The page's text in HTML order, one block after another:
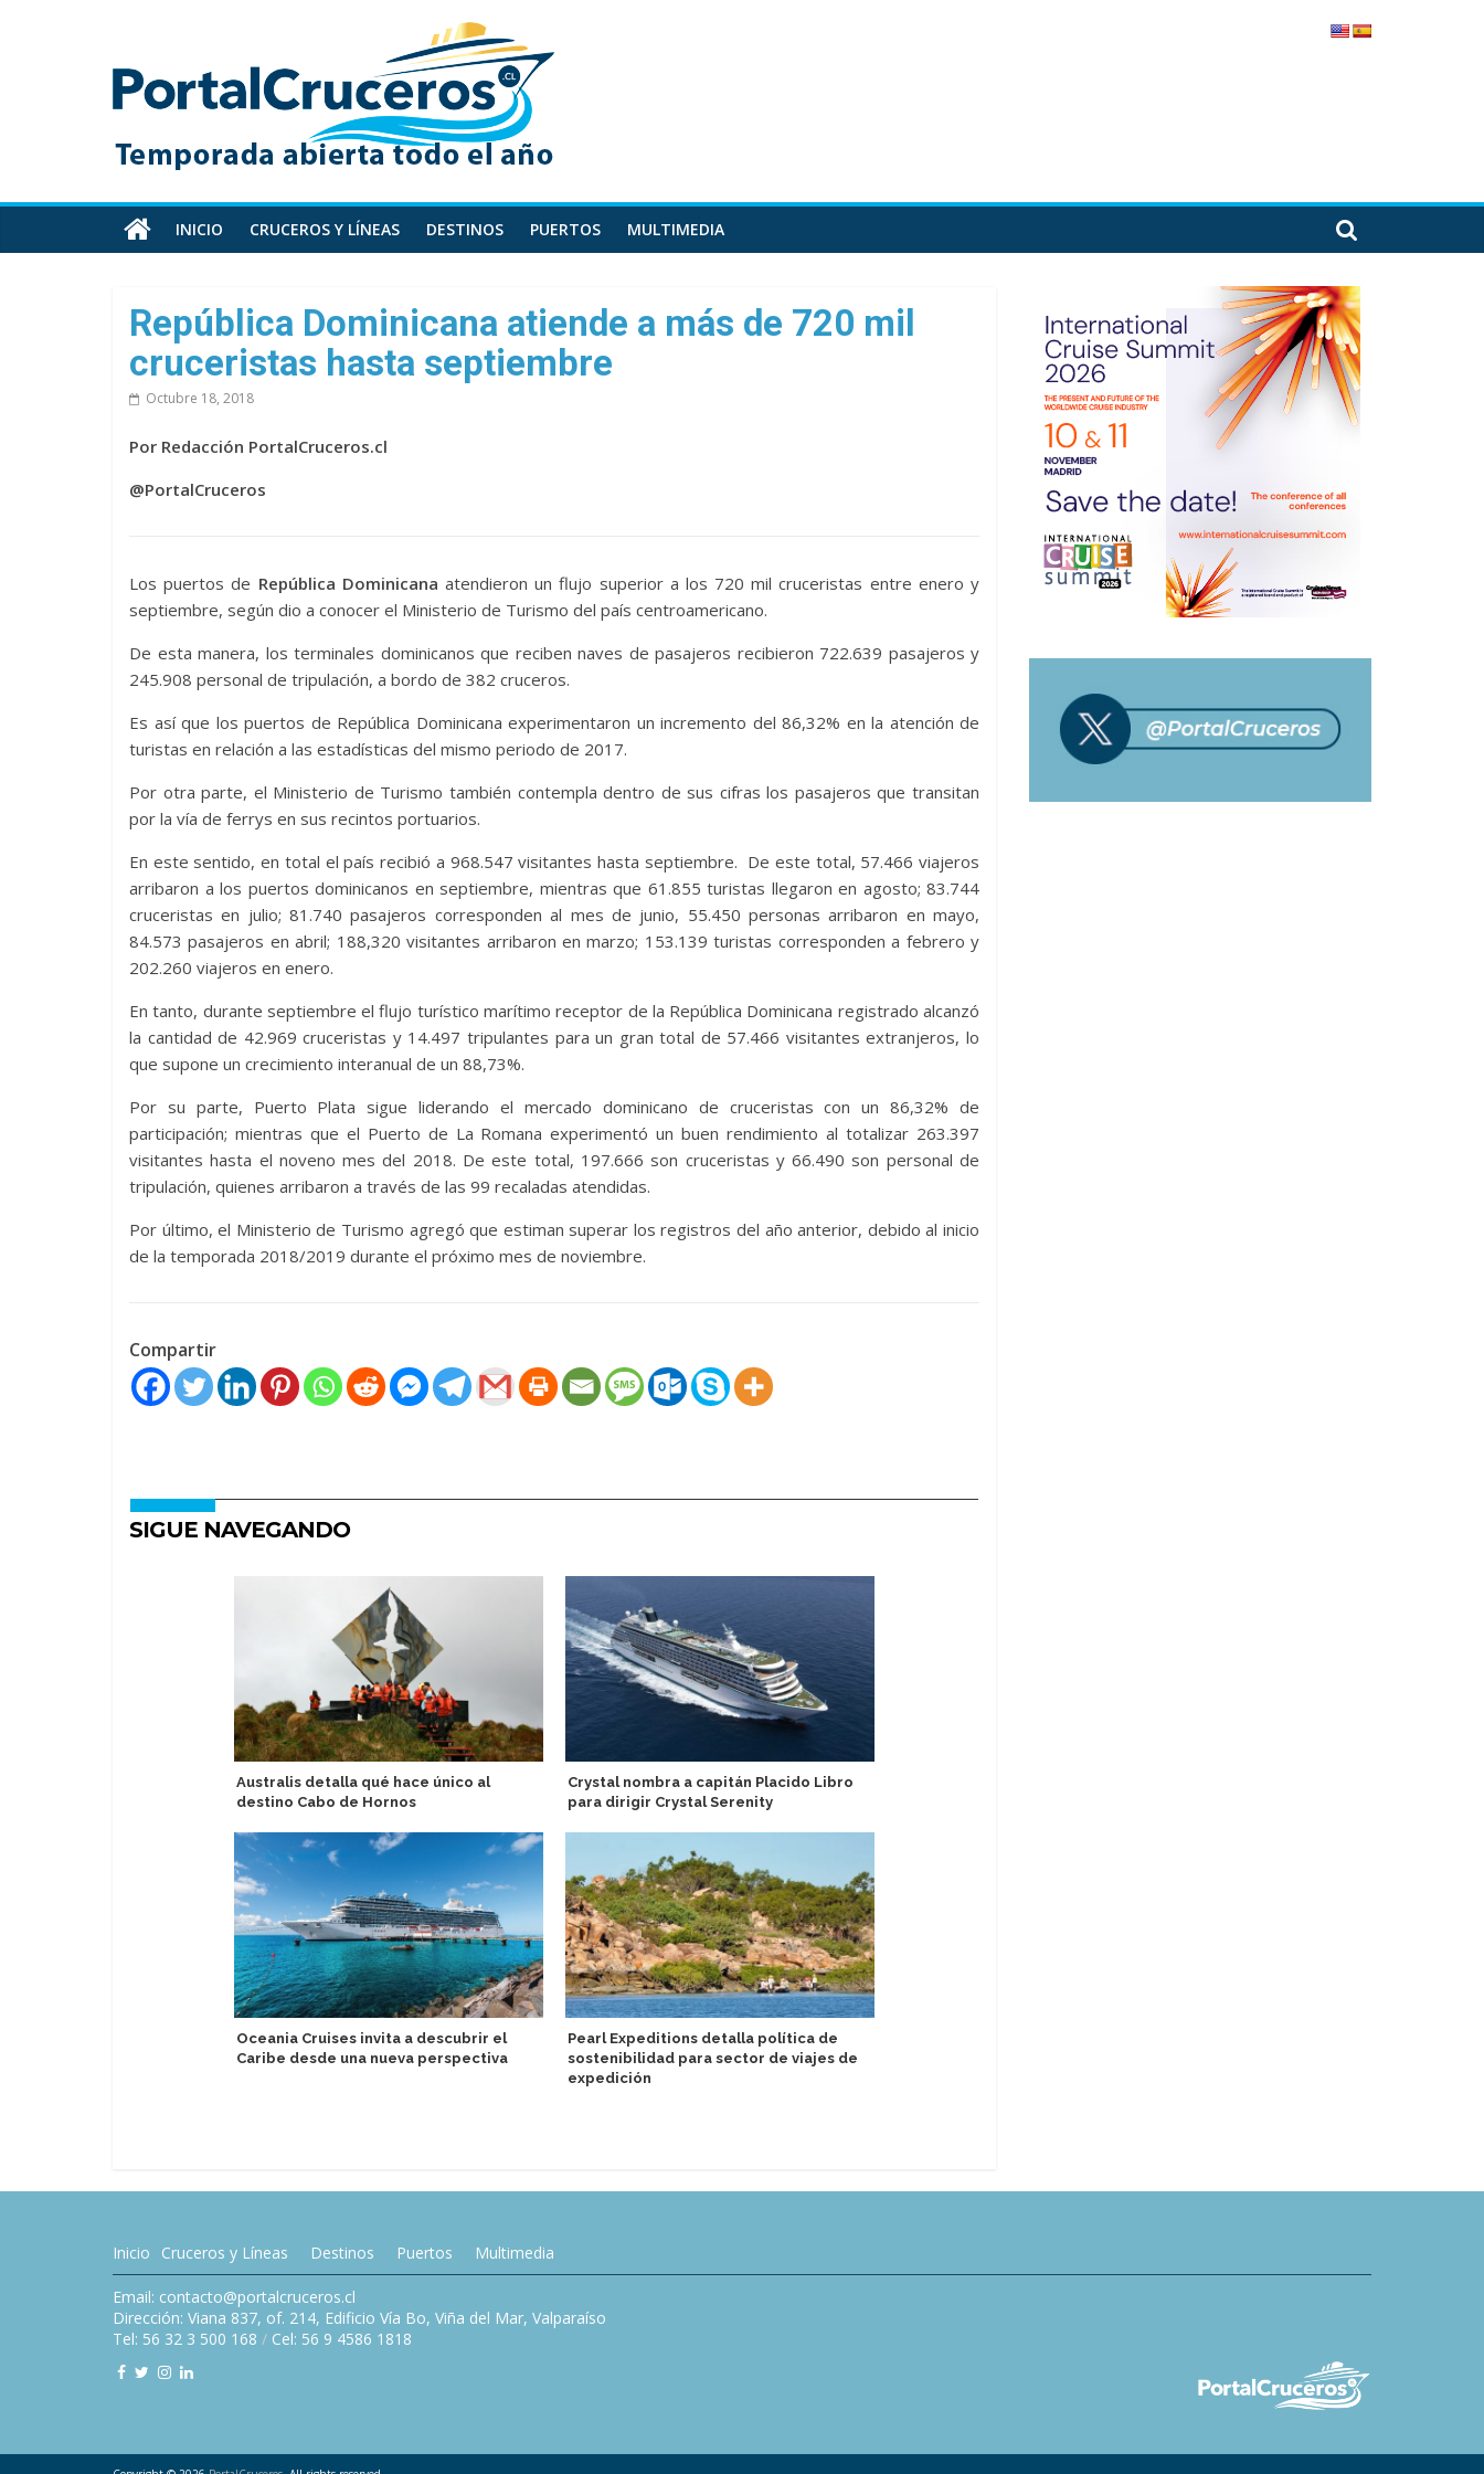
PortalCruceros
Toda
información
cruceros
en
un
sitio
INICIO CRUCEROS Y LÍNEAS DESTINOS PUERTOS MULTIMEDIA
República Dominicana atiende a más de 720 mil
cruceristas hasta septiembre
Octubre 18, 2018
Por Redacción PortalCruceros.cl
@PortalCruceros
Los puertos de República Dominicana atendieron un flujo superior a los 720 mil cruceristas entre enero y
septiembre, según dio a conocer el Ministerio de Turismo del país centroamericano.
De esta manera, los terminales dominicanos que reciben naves de pasajeros recibieron 722.639 pasajeros y
245.908 personal de tripulación, a bordo de 382 cruceros.
Es así que los puertos de República Dominicana experimentaron un incremento del 86,32% en la atención de
turistas en relación a las estadísticas del mismo periodo de 2017.
Por otra parte, el Ministerio de Turismo también contempla dentro de sus cifras los pasajeros que transitan
por la vía de ferrys en sus recintos portuarios.
En este sentido, en total el país recibió a 968.547 visitantes hasta septiembre. De este total, 57.466 viajeros
arribaron a los puertos dominicanos en septiembre, mientras que 61.855 turistas llegaron en agosto; 83.744
cruceristas en julio; 81.740 pasajeros corresponden al mes de junio, 55.450 personas arribaron en mayo,
84.573 pasajeros en abril; 188,320 visitantes arribaron en marzo; 153.139 turistas corresponden a febrero y
202.260 viajeros en enero.
En tanto, durante septiembre el flujo turístico marítimo receptor de la República Dominicana registrado alcanzó
la cantidad de 42.969 cruceristas y 14.497 tripulantes para un gran total de 57.466 visitantes extranjeros, lo
que supone un crecimiento interanual de un 88,73%.
Por su parte, Puerto Plata sigue liderando el mercado dominicano de cruceristas con un 86,32% de
participación; mientras que el Puerto de La Romana experimentó un buen rendimiento al totalizar 263.397
visitantes hasta el noveno mes del 2018. De este total, 197.666 son cruceristas y 66.490 son personal de
tripulación, quienes arribaron a través de las 99 recaladas atendidas.
Por último, el Ministerio de Turismo agregó que estiman superar los registros del año anterior, debido al inicio
de la temporada 2018/2019 durante el próximo mes de noviembre.
Compartir
SIGUE NAVEGANDO
Australis detalla qué hace único al
destino Cabo de Hornos
Oceania Cruises invita a descubrir el
Caribe desde una nueva perspectiva
Crystal nombra a capitán Placido Libro
para dirigir Crystal Serenity
Pearl Expeditions detalla política de
sostenibilidad para sector de viajes de
expedición
Inicio Cruceros y Líneas Destinos Puertos Multimedia
Email: contacto@portalcruceros.cl
Dirección: Viana 837, of. 214, Edificio Vía Bo, Viña del Mar, Valparaíso
Tel: 56 32 3 500 168 / Cel: 56 9 4586 1818